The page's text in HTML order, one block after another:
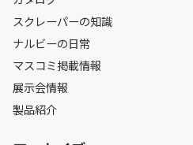
スクレーパーの知識
ナルビーの日常
マスコミ掲載情報
展示会情報
製品紹介